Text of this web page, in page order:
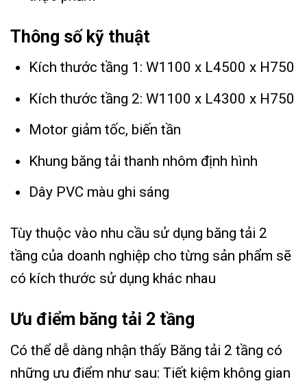
Thông số kỹ thuật
Kích thước tầng 1: W1100 x L4500 x H750
Kích thước tầng 2: W1100 x L4300 x H750
Motor giảm tốc, biến tần
Khung băng tải thanh nhôm định hình
Dây PVC màu ghi sáng
Tùy thuộc vào nhu cầu sử dụng băng tải 2
tầng của doanh nghiệp cho từng sản phẩm sẽ
có kích thước sử dụng khác nhau
Ưu điểm băng tải 2 tầng
Có thể dễ dàng nhận thấy Băng tải 2 tầng có
những ưu điểm như sau: Tiết kiệm không gian